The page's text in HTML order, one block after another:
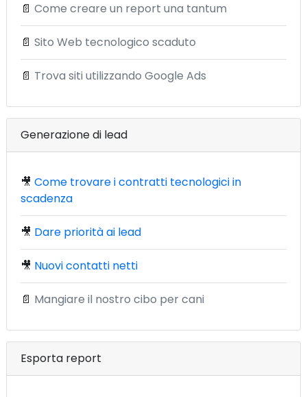
📄 Come creare un report una tantum
📄 Sito Web tecnologico scaduto
📄 Trova siti utilizzando Google Ads
Generazione di lead
🎥 Come trovare i contratti tecnologici in
scadenza
🎥 Dare priorità ai lead
🎥 Nuovi contatti netti
📄 Mangiare il nostro cibo per cani
Esporta report